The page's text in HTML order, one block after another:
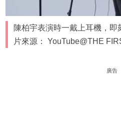
陳柏宇表演時一戴上耳機，即
片來源： YouTube@THE
廣告